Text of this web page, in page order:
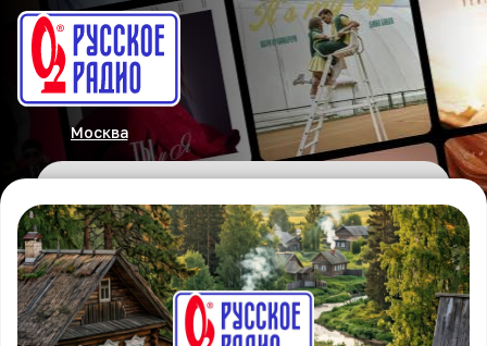
Москва